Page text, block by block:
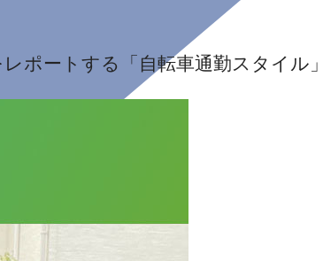
ポートする「自転車通勤スタイル」